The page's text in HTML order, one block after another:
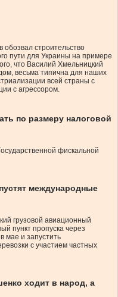
обозвал строительство
пути для Украины на примере
что Василий Хмельницкий
весьма типична для наших
всей страны с
с агрессором.
по размеру налоговой
фискальной
международные
грузовой авиационный
пункт пропуска через
мае и запустить
с участием частных
ходит в народ, а